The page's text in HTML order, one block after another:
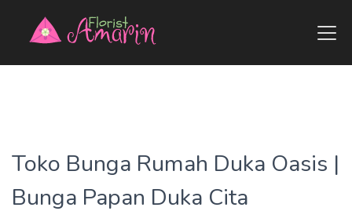
Toko Bunga Rumah Duka Oasis |
Bunga Papan Duka Cita